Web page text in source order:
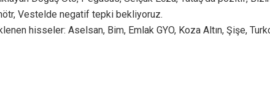
Vestelde negatif tepki bekliyoruz.
hisseler: Aselsan, Bim, Emlak GYO, Koza Altın, Şişe,